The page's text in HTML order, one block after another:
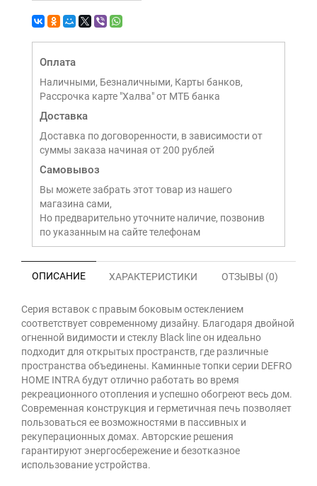
Оплата
Наличными, Безналичными, Карты банков,
Рассрочка карте "Халва" от МТБ банка
Доставка
Доставка по договоренности, в зависимости от
суммы заказа начиная от 200 рублей
Самовывоз
Вы можете забрать этот товар из нашего
магазина сами,
Но предварительно уточните наличие, позвонив
по указанным на сайте телефонам
ОПИСАНИЕ ХАРАКТЕРИСТИКИ ОТЗЫВЫ (0)
Серия вставок с правым боковым остеклением
соответствует современному дизайну. Благодаря двойной
огненной видимости и стеклу Black line он идеально
подходит для открытых пространств, где различные
пространства объединены. Каминные топки серии DEFRO
HOME INTRA будут отлично работать во время
рекреационного отопления и успешно обогреют весь дом.
Современная конструкция и герметичная печь позволяет
пользоваться ее возможностями в пассивных и
рекуперационных домах. Авторские решения
гарантируют энергосбережение и безотказное
использование устройства.